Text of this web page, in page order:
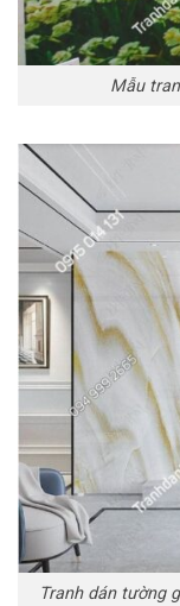
Mẫu
Tranh dán tường